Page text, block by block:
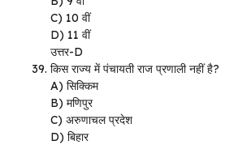
C) 10 वीं
D) 11 वीं
उत्तर-D
किस राज्य में पंचायती राज प्रणाली नहीं है?
A) सिक्किम
B) मणिपुर
C) अरुणाचल प्रदेश
D) बिहार